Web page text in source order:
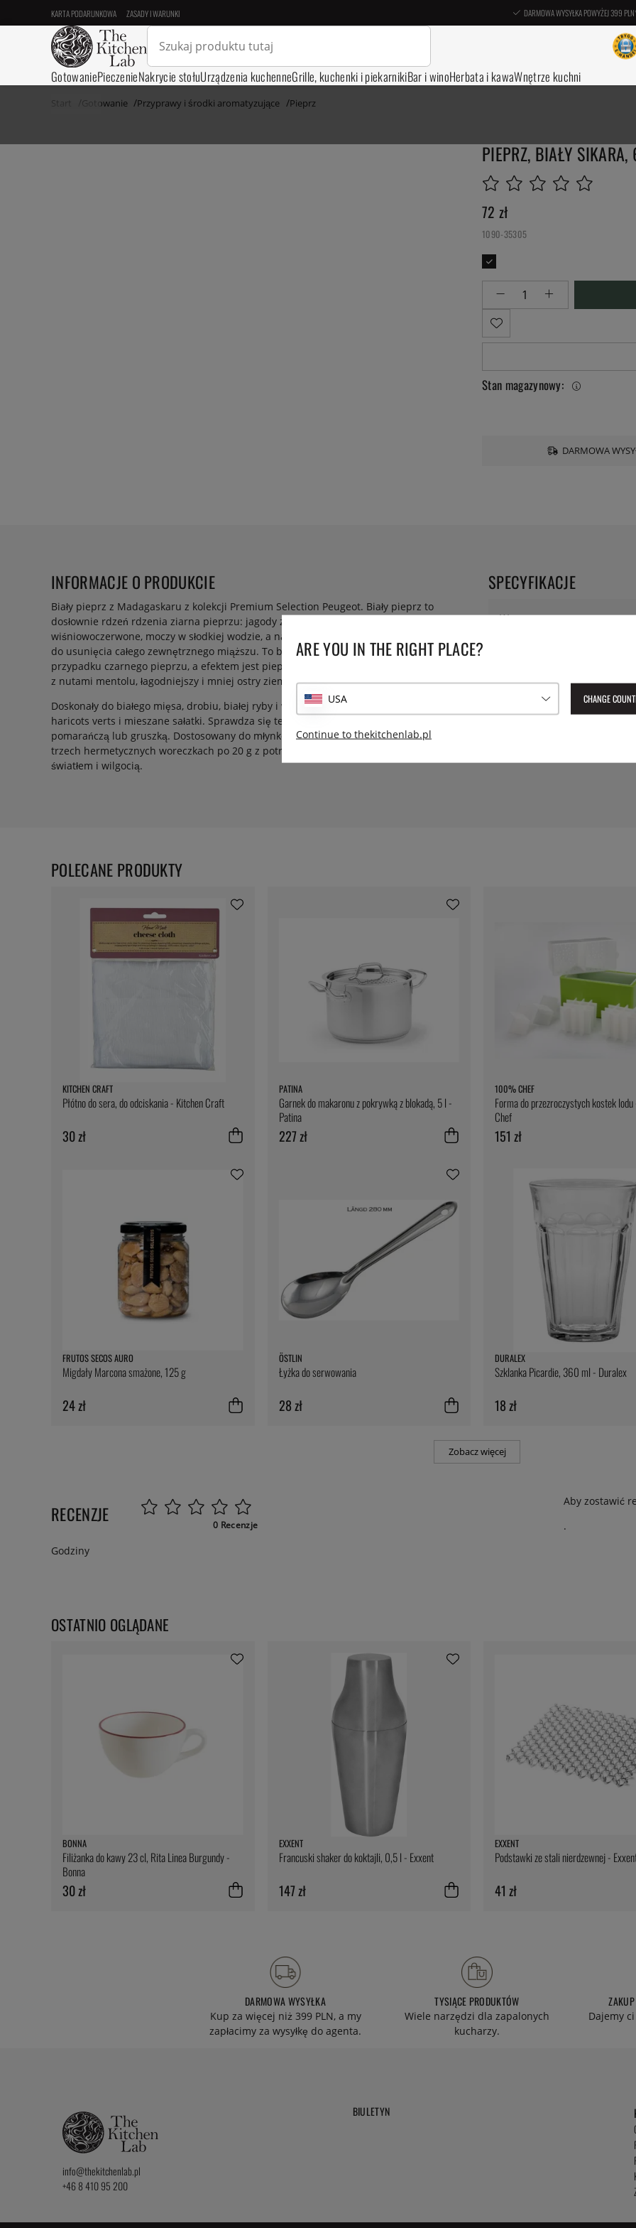
KARTA PODARUNKOWA ZASADY I WARUNKI DARMOWA WYSYŁKA POWYŻEJ 399
GotowaniePieczenieNakrycie stołuUrządzenia kuchenneGrille, kuchenki i piekarnikiBar i winoHerbata i kawaWnętrze kuchni
Start Gotowanie Przyprawy i środki aromatyzujące Pieprz
PIEPRZ, BIAŁY
72 zł
1090-35305
Stan magazynowy:
DARMOWA
INFORMACJE O PRODUKCIE
Biały pieprz z Madagaskaru z kolekcji Premium Selection Peugeot. Biały pieprz to
dosłownie rdzeń rdzenia ziarna pieprzu: jagody zbiera się w pełni dojrzałe,
wiśniowoczerwone, moczy w słodkiej wodzie, a następnie starannie obiera ręcznie, aż
do usunięcia całego zewnętrznego miąższu. To bardziej pracochłonny proces niż w
przypadku czarnego pieprzu, a efektem jest pieprz o świeżym, kwiatowym charakterze
z nutami mentolu, łagodniejszy i mniej ostry ziemisto niż jego czarny odpowiednik.
Doskonały do białego mięsa, drobiu, białej ryby i warzyw takich jak dynia, szparagi,
haricots verts i mieszane sałatki. Sprawdza się też znakomicie w deserach z
pomarańczą lub gruszką. Dostosowany do młynków do pieprzu Peugeot. Dostarczany w
trzech hermetycznych woreczkach po 20 g z potrójną ochroną przed powietrzem,
światłem i wilgocią.
SPECYFIKACJE
Waga:
KITCHEN CRAFT
Płótno do sera, do odciskania - Kitchen Craft
30 zł
PATINA
Garnek do makaronu z pokrywką z blokadą, 5 l -
Patina
227 zł
100% CHEF
Forma do przezroczystych kostek
Chef
151 zł
FRUTOS SECOS AURO
Migdały Marcona smażone, 125 g
24 zł
ÖSTLIN
Łyżka do serwowania
28 zł
DURALEX
Szklanka Picardie, 360 ml - Duralex
18 zł
Zobacz więcej
POLECANE PRODUKTY
RECENZJE 0 Recenzje
Aby zostawić
.
Godziny
OSTATNIO OGLĄDANE
BONNA
Filiżanka do kawy 23 cl, Rita Linea Burgundy -
Bonna
30 zł
EXXENT
Francuski shaker do koktajli, 0,5 l - Exxent
147 zł
EXXENT
Podstawki ze stali nierdzewnej -
41 zł
DARMOWA WYSYŁKA
Kup za więcej niż 399 PLN, a my
zapłacimy za wysyłkę do agenta.
TYSIĄCE PRODUKTÓW
Wiele narzędzi dla zapalonych
kucharzy.
Dajemy
info@thekitchenlab.pl
+46 8 410 95 200
BIULETYN
ARE YOU IN THE RIGHT PLACE?
USA CHANGE
Continue to thekitchenlab.pl